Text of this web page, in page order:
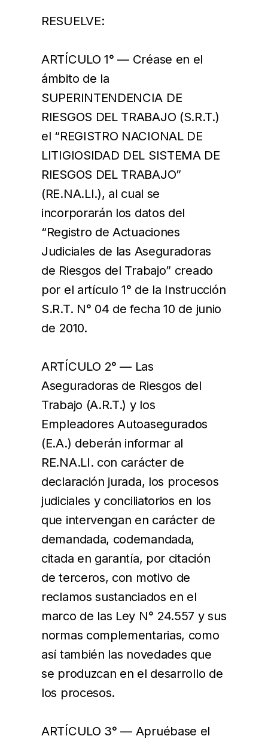
RESUELVE:
ARTÍCULO 1° — Créase en el
ámbito de la
SUPERINTENDENCIA DE
RIESGOS DEL TRABAJO (S.R.T.)
el “REGISTRO NACIONAL DE
LITIGIOSIDAD DEL SISTEMA DE
RIESGOS DEL TRABAJO”
(RE.NA.LI.), al cual se
incorporarán los datos del
“Registro de Actuaciones
Judiciales de las Aseguradoras
de Riesgos del Trabajo” creado
por el artículo 1° de la Instrucción
S.R.T. N° 04 de fecha 10 de junio
de 2010.
ARTÍCULO 2° — Las
Aseguradoras de Riesgos del
Trabajo (A.R.T.) y los
Empleadores Autoasegurados
(E.A.) deberán informar al
RE.NA.LI. con carácter de
declaración jurada, los procesos
judiciales y conciliatorios en los
que intervengan en carácter de
demandada, codemandada,
citada en garantía, por citación
de terceros, con motivo de
reclamos sustanciados en el
marco de las Ley N° 24.557 y sus
normas complementarias, como
así también las novedades que
se produzcan en el desarrollo de
los procesos.
ARTÍCULO 3° — Apruébase el